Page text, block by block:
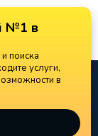
№1 в
поиска
услуги,
в